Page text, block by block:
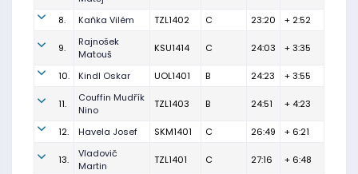
8. Kaňka Vilém TZL1402 C 23:20 + 2:52
9.
Rajnošek
Matouš
KSU1414 C 24:03 + 3:35
10. Kindl Oskar UOL1401 B 24:23 + 3:55
11.
Couffin Mudřík
Nino
TZL1403 B 24:51 + 4:23
12. Havela Josef SKM1401 C 26:49 + 6:21
13.
Vladovič
Martin
TZL1401 C 27:16 + 6:48